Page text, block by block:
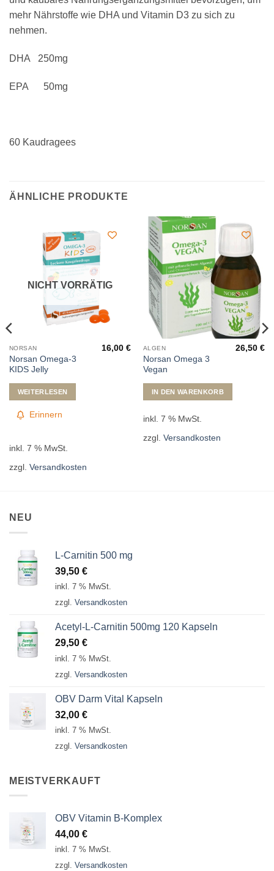
mehr Nährstoffe wie DHA und Vitamin D3 zu sich zu
nehmen.
DHA 250mg
EPA 50mg
60 Kaudragees
ÄHNLICHE PRODUKTE
NICHT VORRÄTIG
NORSAN
Norsan Omega-3
KIDS Jelly
16,00€
WEITERLESEN
Erinnern
inkl. 7 % MwSt.
zzgl. Versandkosten
ALGEN
Norsan Omega 3
Vegan
26,50€
IN DEN WARENKORB
inkl. 7 % MwSt.
zzgl. Versandkosten
NEU
L-Carnitin 500 mg
39,50 €
inkl. 7 % MwSt.
zzgl. Versandkosten
Acetyl-L-Carnitin 500mg 120 Kapseln
29,50 €
inkl. 7 % MwSt.
zzgl. Versandkosten
OBV Darm Vital Kapseln
32,00 €
inkl. 7 % MwSt.
zzgl. Versandkosten
MEISTVERKAUFT
OBV Vitamin B-Komplex
44,00 €
inkl. 7 % MwSt.
zzgl. Versandkosten